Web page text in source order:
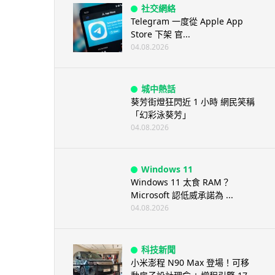
社交網絡
Telegram 一度從 Apple App
Store 下架 官...
04.08.2026
城中熱話
葵芳街燈狂閃近 1 小時 網民笑稱
「幻彩泳葵芳」
04.08.2026
Windows 11
Windows 11 太食 RAM？
Microsoft 認低威承諾為 ...
04.08.2026
科技新聞
小米澎程 N90 Max 登場！可移